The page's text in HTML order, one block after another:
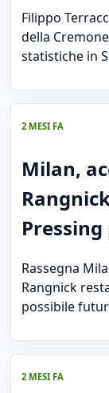
Filippo
della
statistiche in
2 MESI FA
Milan,
Rassegna
Rangnick
possibile
2 MESI FA